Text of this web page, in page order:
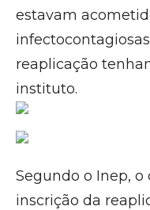
estavam
reaplicação
instituto.
Segundo o Inep,
inscrição da